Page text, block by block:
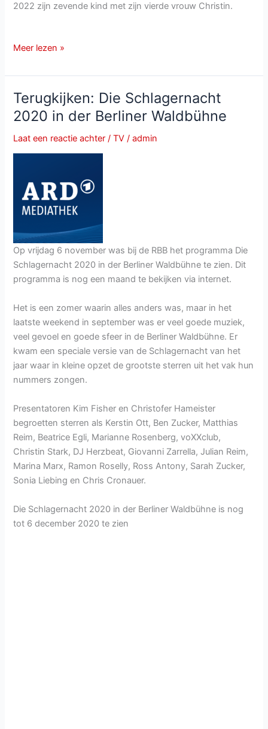
2022 zijn zevende kind met zijn vierde vrouw Christin.
Matthias
wordt
voor
de
zevende
keer
Meer lezen »
Terugkijken: Die Schlagernacht
2020 in der Berliner Waldbühne
Laat een reactie achter /TV /admin
Op vrijdag 6 november was bij de RBB het programma Die
Schlagernacht 2020 in der Berliner Waldbühne te zien. Dit
programma is nog een maand te bekijken via internet.
Het is een zomer waarin alles anders was, maar in het
laatste weekend in september was er veel goede muziek,
veel gevoel en goede sfeer in de Berliner Waldbühne. Er
kwam een speciale versie van de Schlagernacht van het
jaar waar in kleine opzet de grootste sterren uit het vak hun
nummers zongen.
Presentatoren Kim Fisher en Christofer Hameister
begroetten sterren als Kerstin Ott, Ben Zucker, Matthias
Reim, Beatrice Egli, Marianne Rosenberg, voXXclub,
Christin Stark, DJ Herzbeat, Giovanni Zarrella, Julian Reim,
Marina Marx, Ramon Roselly, Ross Antony, Sarah Zucker,
Sonia Liebing en Chris Cronauer.
Die Schlagernacht 2020 in der Berliner Waldbühne is nog
tot 6 december 2020 te zien